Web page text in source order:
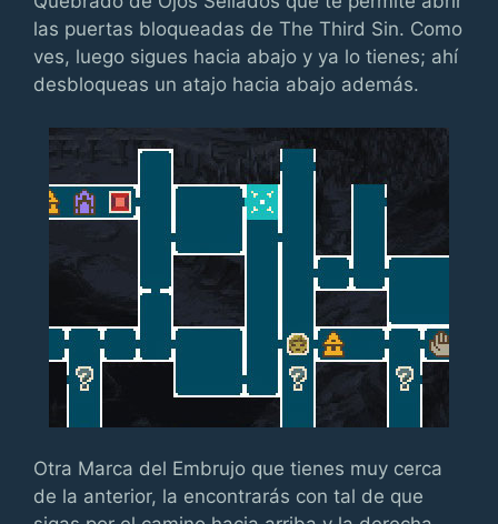
las puertas bloqueadas de The Third Sin. Como
ves, luego sigues hacia abajo y ya lo tienes; ahí
desbloqueas un atajo hacia abajo además.
Otra Marca del Embrujo que tienes muy cerca
de la anterior, la encontrarás con tal de que